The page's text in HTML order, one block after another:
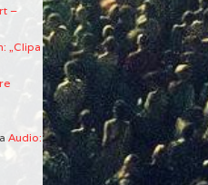
–
„Clipa
Audio: